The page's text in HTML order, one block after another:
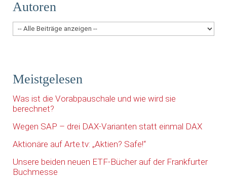
Autoren
Meistgelesen
Was ist die Vorabpauschale und wie wird sie
berechnet?
Wegen SAP – drei DAX-Varianten statt einmal DAX
Aktionäre auf Arte.tv: „Aktien? Safe!“
Unsere beiden neuen ETF-Bücher auf der Frankfurter
Buchmesse